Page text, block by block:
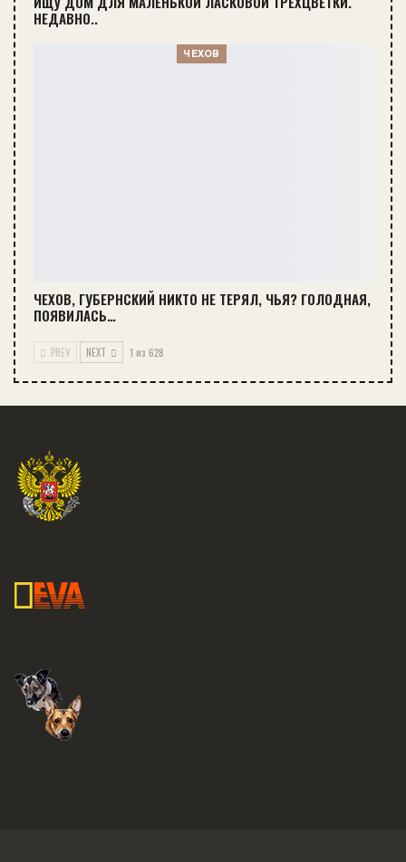
НЕДАВНО..
ЧЕХОВ
ЧЕХОВ, ГУБЕРНСКИЙ НИКТО НЕ ТЕРЯЛ, ЧЬЯ? ГОЛОДНАЯ,
ПОЯВИЛАСЬ…
PREV NEXT 1 из 628